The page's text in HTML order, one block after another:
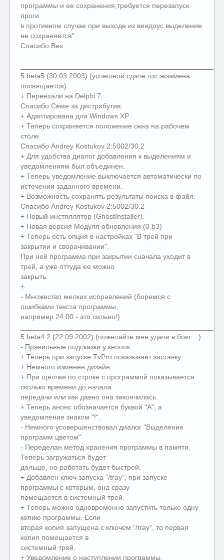
программы и ее сохранения,требуется перезапуск
проги
в противном случае при выходе из виндоус выделение
не сохраняется"
Спасибо Bes
5.beta5 (30.03.2003) (успешной сдаче гос.экзамена
посвящается)
+ Переехали на Delphi 7.
Спасибо Сёме за дистрибутив.
+ Адаптирована для Windows XP
+ Теперь сохраняется положение окна на рабочем
столе.
Спасибо Andrey Kostukov 2:5002/30.2
+ Для удобства диалог добавления к выделениям и
уведомлениям был объединен.
+ Теперь уведомление выключается автоматически по
истечении заданного времени.
+ Возможность сохранять результаты поиска в файл.
Спасибо Andrey Kostukov 2:5002/30.2
+ Новый инстяллятор (GhostInstaller).
+ Новая версия Модуля обновления (0.b3)
+ Теперь есть опция в настройках "В трей при
закрытии и сворачивании".
При ней программа при закрытии сначала уходит в
трей, а уже оттуда ее можно
закрыть.
+
- Множество мелких исправлений (боремся с
ошибками текста программы,
например 24.00 - это сильно!)
5.beta4.2 (22.09.2002) (пожелайте мне удачи в бою....)
- Правильные подсказки у кнопок.
+ Теперь при запуске TvPro показывает заставку.
+ Немного изменен дизайн.
+ При щелчке по строке с программой показывается
сколько времени до начала
передачи или как давно она закончилась.
+ Теперь анонс обозначается буквой "А", а
уведомление знаком "!".
- Немного усовершенствовал диалог "Выделение
программ цветом"
- Переделан метод хранения программы в памяти.
Теперь загружаться будет
дольше, но работать будет быстрей.
+ Добавлен ключ запуска "/tray", при запуске
программы с которым, она сразу
помещается в системный трей.
+ Теперь можно одновременно запустить только одну
копию программы. Если
вторая копия запущена с ключем "/tray", то первая
копия помещается в
системный трей.
+ Уведомление о наступлении программы.